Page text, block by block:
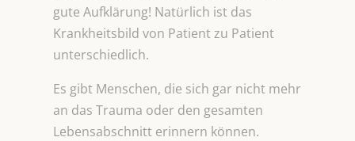
gute Aufklärung! Natürlich ist das
Krankheitsbild von Patient zu Patient
unterschiedlich.
Es gibt Menschen, die sich gar nicht mehr
an das Trauma oder den gesamten
Lebensabschnitt erinnern können.